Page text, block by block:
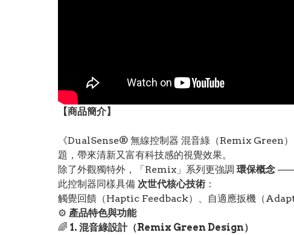
【商品簡介】
《DualSense® 無線控制器 混音綠（Remix Green
題，帶來清新又富有科技感的視覺效果。
除了外觀獨特外，「Remix」系列更強調 環保概念 ——
此控制器同樣具備 次世代核心技術 ：
觸覺回饋（Haptic Feedback）、自適應扳機（
⚙️ 產品特色與功能
🌈 1. 混音綠設計（Remix Green Design）